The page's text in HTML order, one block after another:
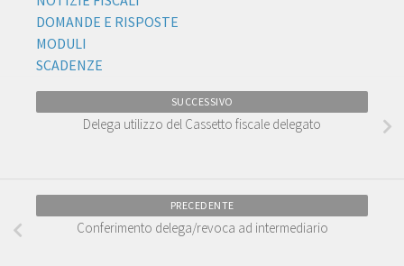
DOMANDE E RISPOSTE
MODULI
SCADENZE
SUCCESSIVO
Delega utilizzo del Cassetto fiscale delegato
PRECEDENTE
Conferimento delega/revoca ad intermediario